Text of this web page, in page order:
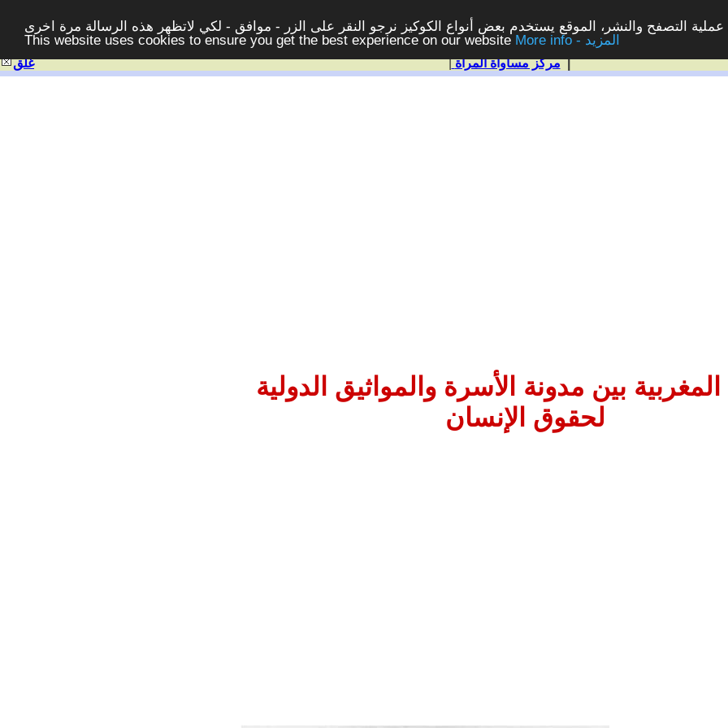
التصفح والنشر، الموقع يستخدم بعض أنواع الكوكيز نرجو النقر على الزر - موافق - لكي لاتظهر هذه الرسالة مرة اخرى -
This website uses cookies to ensure you get the best experience on our website
More info - المزيد
غلق | مركز مساواة المرأة|
المغربية بين مدونة الأسرة والمواثيق الدولية
لحقوق الإنسان